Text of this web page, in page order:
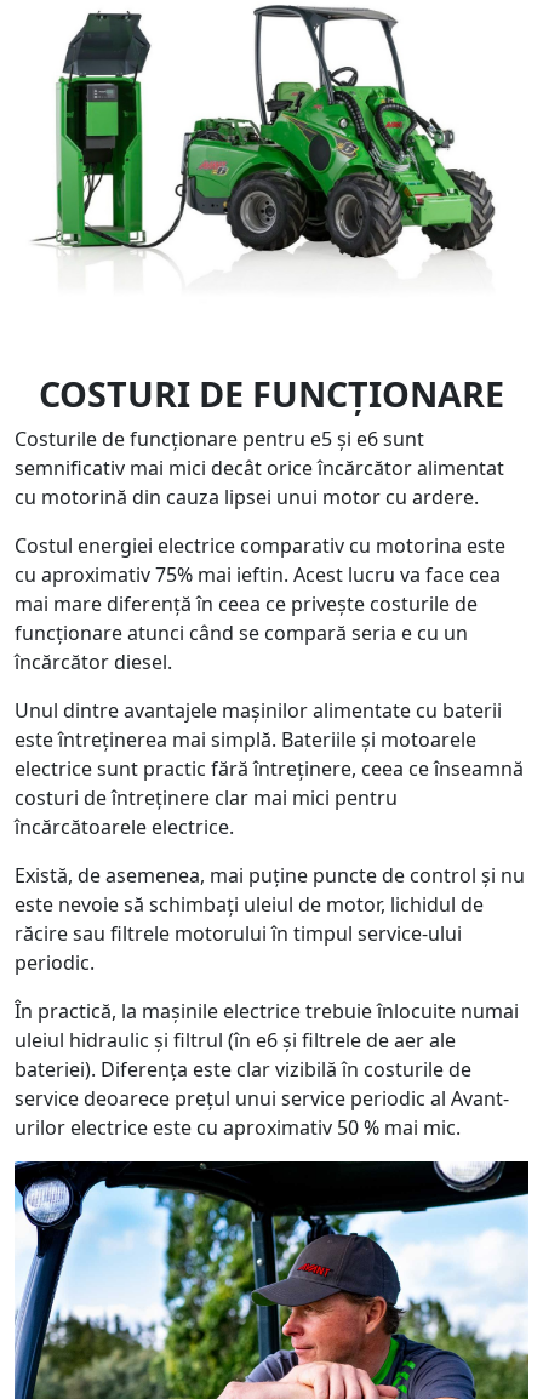
COSTURI DE FUNCȚIONARE
Costurile de funcționare pentru e5 și e6 sunt
semnificativ mai mici decât orice încărcător alimentat
cu motorină din cauza lipsei unui motor cu ardere.
Costul energiei electrice comparativ cu motorina este
cu aproximativ 75% mai ieftin. Acest lucru va face cea
mai mare diferență în ceea ce privește costurile de
funcționare atunci când se compară seria e cu un
încărcător diesel.
Unul dintre avantajele mașinilor alimentate cu baterii
este întreținerea mai simplă. Bateriile și motoarele
electrice sunt practic fără întreținere, ceea ce înseamnă
costuri de întreținere clar mai mici pentru
încărcătoarele electrice.
Există, de asemenea, mai puține puncte de control și nu
este nevoie să schimbați uleiul de motor, lichidul de
răcire sau filtrele motorului în timpul service-ului
periodic.
În practică, la mașinile electrice trebuie înlocuite numai
uleiul hidraulic și filtrul (în e6 și filtrele de aer ale
bateriei). Diferența este clar vizibilă în costurile de
service deoarece prețul unui service periodic al Avant-
urilor electrice este cu aproximativ 50 % mai mic.